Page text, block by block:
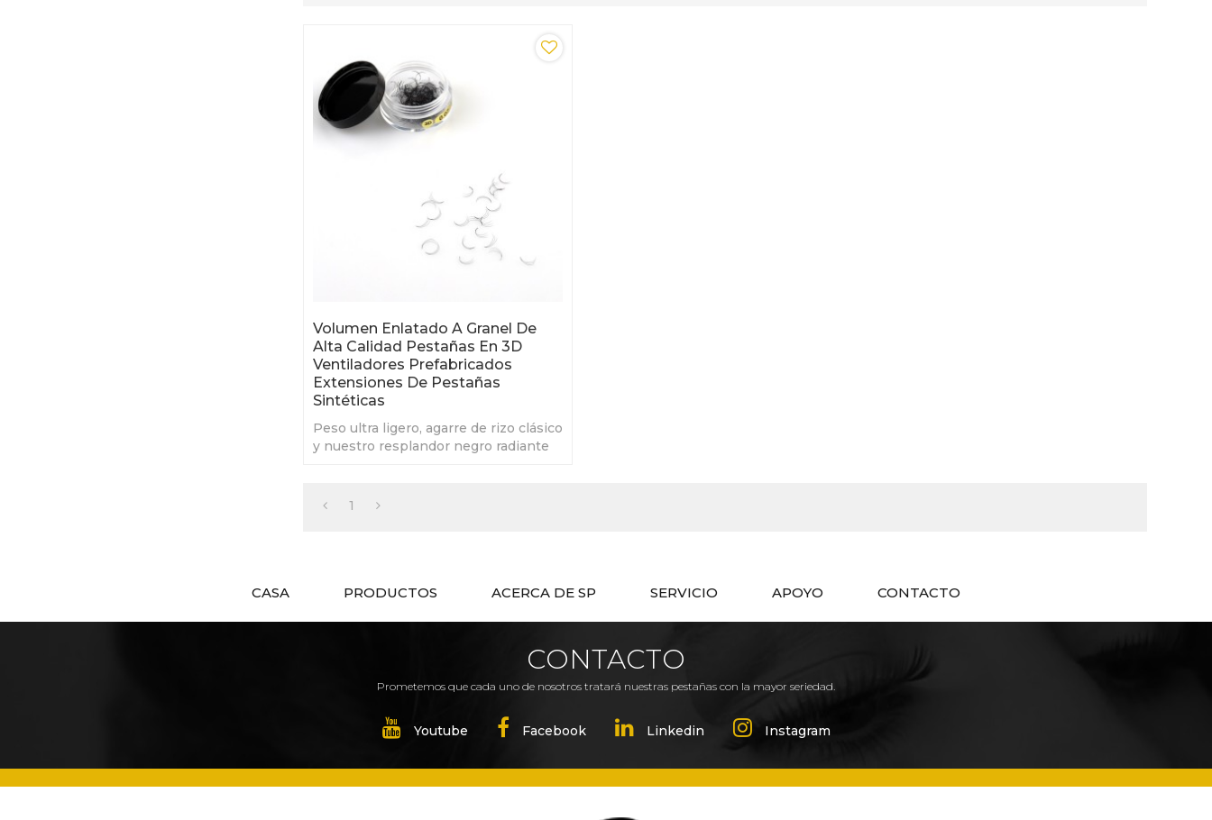
Volumen Enlatado A Granel De
Alta Calidad Pestañas En 3D
Ventiladores Prefabricados
Extensiones De Pestañas
Sintéticas
Peso ultra ligero, agarre de rizo clásico
y nuestro resplandor negro radiante
1
CASA PRODUCTOS ACERCA DE SP SERVICIO APOYO CONTACTO
CONTACTO
Prometemos que cada uno de nosotros tratará nuestras pestañas con la mayor seriedad.